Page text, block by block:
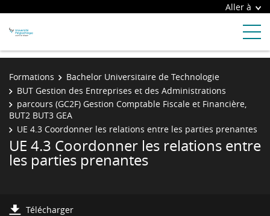
Aller à
Formations
Bachelor Universitaire de Technologie
BUT Gestion des Entreprises et des Administrations
parcours (GC2F) Gestion Comptable Fiscale et Financière,
BUT2 BUT3 GEA
UE 4.3 Coordonner les relations entre les parties prenantes
UE 4.3 Coordonner les relations entre
les parties prenantes
Télécharger